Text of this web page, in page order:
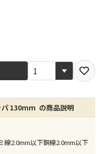
じ店舗での受取となりま
きる商品です（宅配便での
パ 130mm の商品説明
2.0mm以下銅線2.0mm以下